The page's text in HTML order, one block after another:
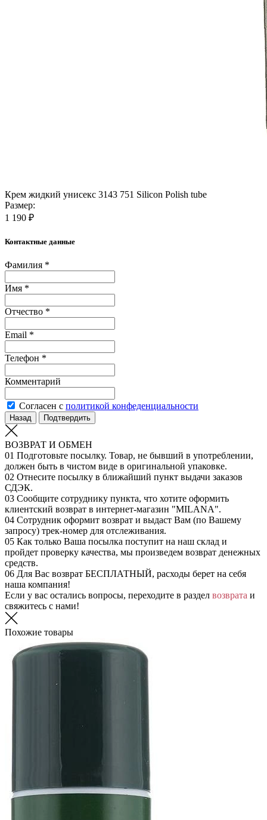
Крем жидкий унисекс 3143 751 Silicon Polish tube
Размер:
1 190 ₽
Контактные данные
Фамилия *
Имя *
Отчество *
Email *
Телефон *
Комментарий
Согласен с политикой конфеденциальности
Назад Подтвердить
ВОЗВРАТ И ОБМЕН
01 Подготовьте посылку. Товар, не бывший в употреблении,
должен быть в чистом виде в оригинальной упаковке.
02 Отнесите посылку в ближайший пункт выдачи заказов
СДЭК.
03 Сообщите сотруднику пункта, что хотите оформить
клиентский возврат в интернет-магазин "MILANA".
04 Сотрудник оформит возврат и выдаст Вам (по Вашему
запросу) трек-номер для отслеживания.
05 Как только Ваша посылка поступит на наш склад и
пройдет проверку качества, мы произведем возврат денежных
средств.
06 Для Вас возврат БЕСПЛАТНЫЙ, расходы берет на себя
наша компания!
Если у вас остались вопросы, переходите в раздел возврата и
свяжитесь с нами!
Похожие товары